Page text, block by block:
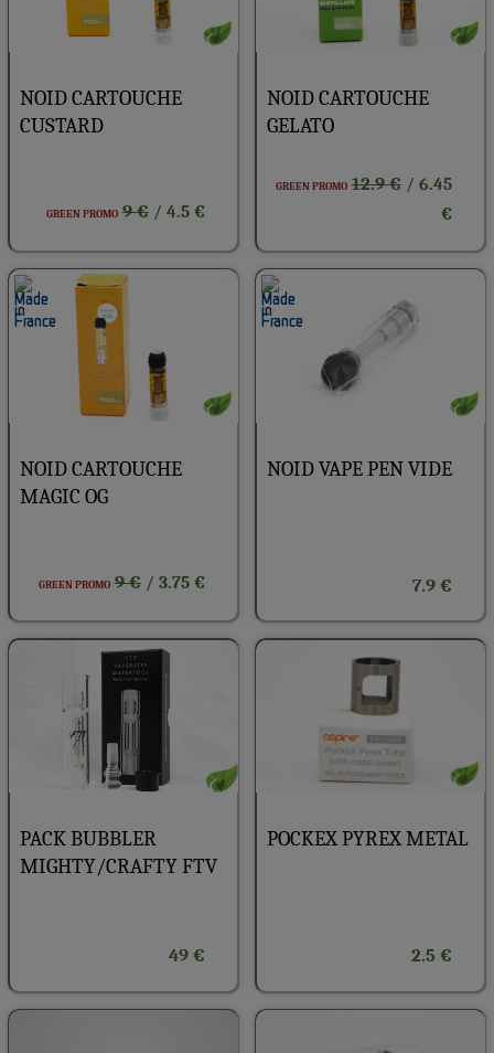
NOID CARTOUCHE
CUSTARD
GREEN PROMO 9 €/ 4.5 €
NOID CARTOUCHE
GELATO
GREEN PROMO 12.9 €/ 6.45
€
NOID CARTOUCHE
MAGIC OG
GREEN PROMO 9 €/ 3.75 €
NOID VAPE PEN VIDE
7.9 €
PACK BUBBLER
MIGHTY/CRAFTY FTV
49 €
POCKEX PYREX METAL
2.5 €